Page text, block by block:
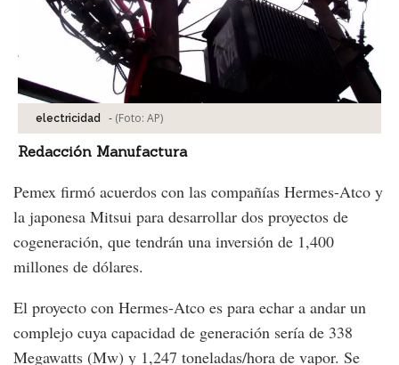
electricidad - (Foto: AP)
Redacción Manufactura
Pemex firmó acuerdos con las compañías Hermes-Atco y
la japonesa Mitsui para desarrollar dos proyectos de
cogeneración, que tendrán una inversión de 1,400
millones de dólares.
El proyecto con Hermes-Atco es para echar a andar un
complejo cuya capacidad de generación sería de 338
Megawatts (Mw) y 1,247 toneladas/hora de vapor. Se